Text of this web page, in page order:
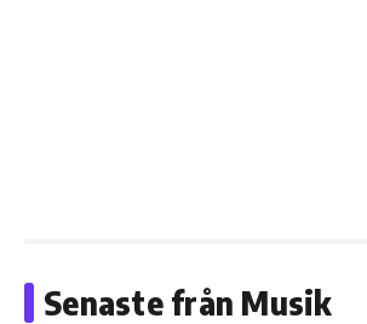
Senaste från Musik